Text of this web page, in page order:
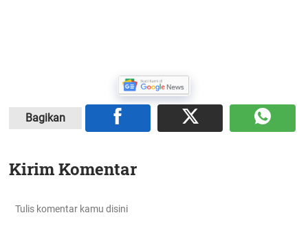
Bagikan
Kirim Komentar